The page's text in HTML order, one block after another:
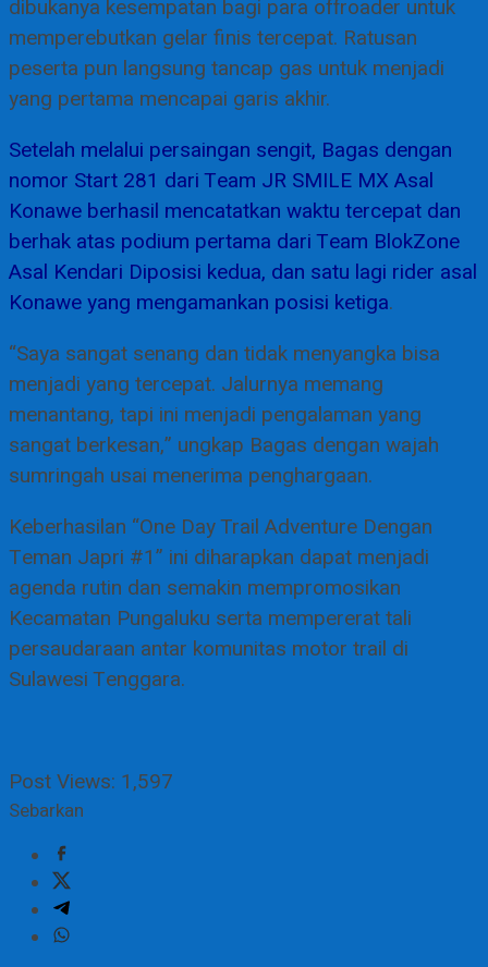
dibukanya kesempatan bagi para offroader untuk
memperebutkan gelar finis tercepat. Ratusan
peserta pun langsung tancap gas untuk menjadi
yang pertama mencapai garis akhir.
Setelah melalui persaingan sengit, Bagas dengan
nomor Start 281 dari Team JR SMILE MX Asal
Konawe berhasil mencatatkan waktu tercepat dan
berhak atas podium pertama dari Team BlokZone
Asal Kendari Diposisi kedua, dan satu lagi rider asal
Konawe yang mengamankan posisi ketiga.
“Saya sangat senang dan tidak menyangka bisa
menjadi yang tercepat. Jalurnya memang
menantang, tapi ini menjadi pengalaman yang
sangat berkesan,” ungkap Bagas dengan wajah
sumringah usai menerima penghargaan.
Keberhasilan “One Day Trail Adventure Dengan
Teman Japri #1” ini diharapkan dapat menjadi
agenda rutin dan semakin mempromosikan
Kecamatan Pungaluku serta mempererat tali
persaudaraan antar komunitas motor trail di
Sulawesi Tenggara.
Post Views: 1,597
Sebarkan